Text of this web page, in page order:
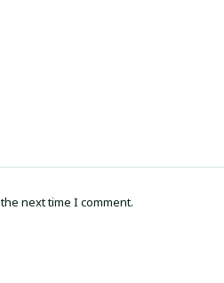
next time I comment.